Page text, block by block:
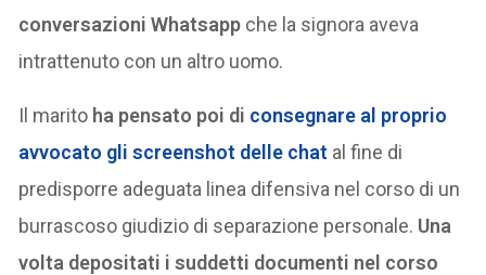
conversazioni Whatsapp che la signora aveva
intrattenuto con un altro uomo.
Il marito ha pensato poi di consegnare al proprio
avvocato gli screenshot delle chat al fine di
predisporre adeguata linea difensiva nel corso di un
burrascoso giudizio di separazione personale. Una
volta depositati i suddetti documenti nel corso